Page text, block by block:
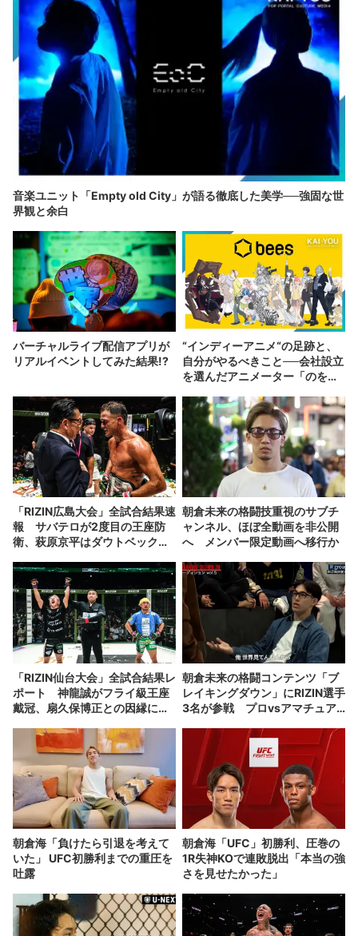
音楽ユニット「Empty old City」が語る徹底した美学──強固な世
界観と余白
バーチャルライブ配信アプリが
リアルイベントしてみた結果!?
“インディーアニメ“の足跡と、
自分がやるべきこと──会社設立
を選んだアニメーター「のを
「RIZIN広島大会」全試合結果速
報 サバテロが2度目の王座防
衛、萩原京平はダウトベックに
朝倉未来の格闘技重視のサブチ
ャンネル、ほぼ全動画を非公開
へ メンバー限定動画へ移行か
「RIZIN仙台大会」全試合結果レ
ポート 神龍誠がフライ級王座
戴冠、扇久保博正との因縁に決
朝倉未来の格闘コンテンツ「ブ
レイキングダウン」にRIZIN選手
3名が参戦 プロvsアマチュア
朝倉海「負けたら引退を考えて
いた」 UFC初勝利までの重圧を
吐露
朝倉海「UFC」初勝利、圧巻の
1R失神KOで連敗脱出「本当の強
さを見せたかった」